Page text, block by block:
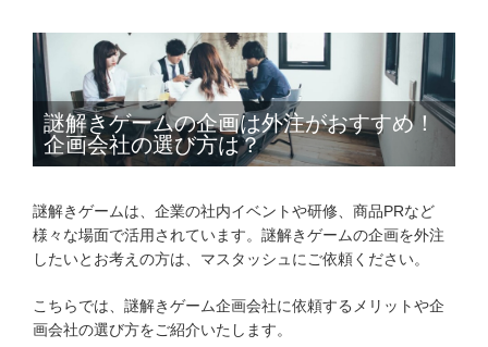
謎解きゲームの企画は外注がおすすめ！
企画会社の選び方は？
謎解きゲームは、企業の社内イベントや研修、商品PRなど
様々な場面で活用されています。謎解きゲームの企画を外注
したいとお考えの方は、マスタッシュにご依頼ください。
こちらでは、謎解きゲーム企画会社に依頼するメリットや企
画会社の選び方をご紹介いたします。